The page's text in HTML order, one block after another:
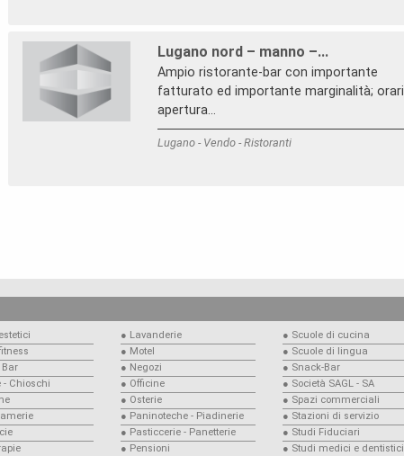
Lugano nord – manno –...
Ampio ristorante-bar con importante
fatturato ed importante marginalità; orari
apertura...
Lugano - Vendo - Ristoranti
Bar
- Chioschi
● Lavanderie
● Motel
● Negozi
● Officine
● Osterie
● Paninoteche - Piadinerie
● Pasticcerie - Panetterie
● Pensioni
● Scuole di cucina
● Scuole di lingua
● Snack-Bar
● Società SAGL - SA
● Spazi commerciali
● Stazioni di servizio
● Studi Fiduciari
● Studi medici e dentistici